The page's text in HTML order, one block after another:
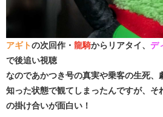
アギトの次回作・ 龍騎からリアタイ、 デ
で後追い視聴
なのであかつき号の真実や乗客の生死、
知った状態で観てしまったんですが、そ
の掛け合いが面白い！